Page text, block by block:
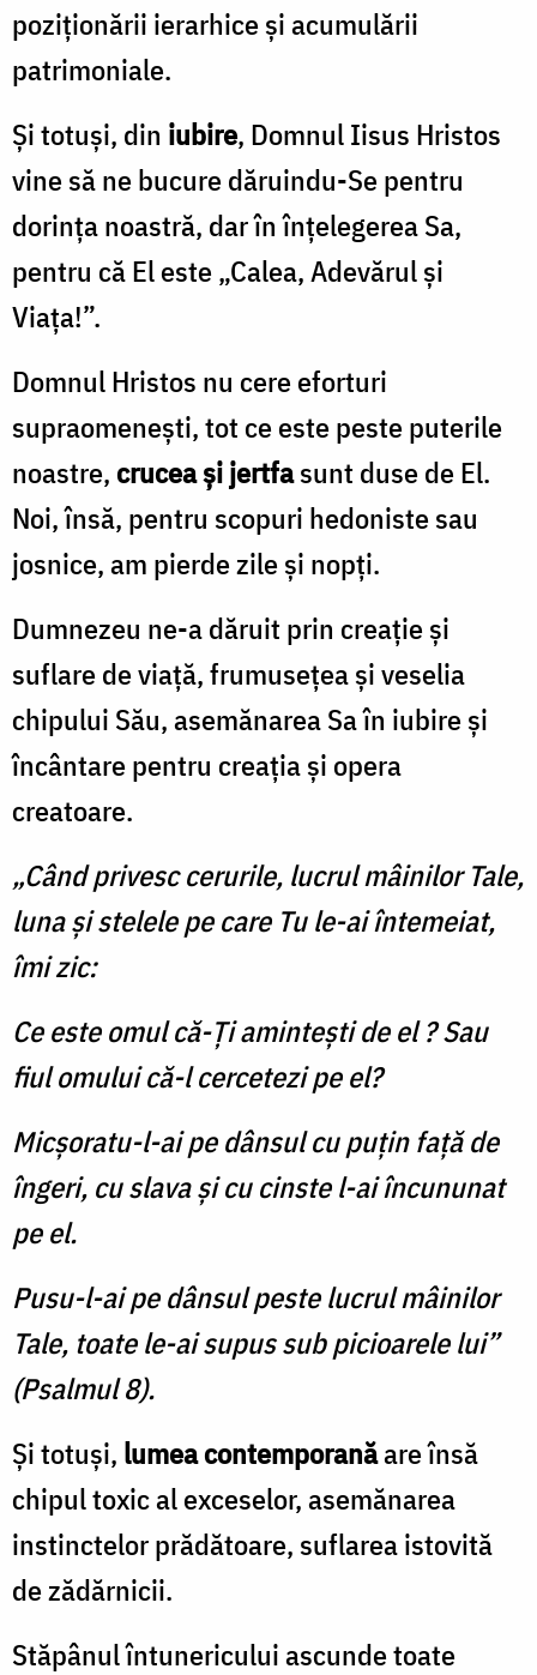
poziţionării ierarhice şi acumulării
patrimoniale.
Şi totuşi, din iubire, Domnul Iisus Hristos
vine să ne bucure dăruindu-Se pentru
dorinţa noastră, dar în înţelegerea Sa,
pentru că El este „Calea, Adevărul şi
Viaţa!”.
Domnul Hristos nu cere eforturi
supraomeneşti, tot ce este peste puterile
noastre,crucea şi jertfasunt duse de El.
Noi, însă, pentru scopuri hedoniste sau
josnice, am pierde zile şi nopţi.
Dumnezeu ne-a dăruit prin creaţie şi
suflare de viaţă, frumuseţea şi veselia
chipului Său, asemănarea Sa în iubire şi
încântare pentru creaţia şi opera
creatoare.
„Când privesc cerurile, lucrul mâinilor Tale,
luna şi stelele pe care Tu le-ai întemeiat,
îmi zic:
Ce este omul că-Ţi aminteşti de el ? Sau
fiul omului că-l cercetezi pe el?
Micşoratu-l-ai pe dânsul cu puţin faţă de
îngeri, cu slava şi cu cinste l-ai încununat
pe el.
Pusu-l-ai pe dânsul peste lucrul mâinilor
Tale, toate le-ai supus sub picioarele lui”
(Psalmul 8).
Şi totuşi, lumea contemporanăare însă
chipul toxic al exceselor, asemănarea
instinctelor prădătoare, suflarea istovită
de zădărnicii.
Stăpânul întunericului ascunde toate